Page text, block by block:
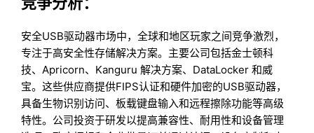
安全USB驱动器市场中，全球和地区玩家之间竞争激烈，
专注于高安全性存储解决方案。主要公司包括金士顿科
技、Apricorn、Kanguru 解决方案、DataLocker 和威
宝。这些供应商提供FIPS认证和硬件加密的USB驱动器，
具备生物识别访问、板载键盘输入和远程擦除功能等高级
特性。公司投资于研发以提高兼容性、耐用性和设备管理